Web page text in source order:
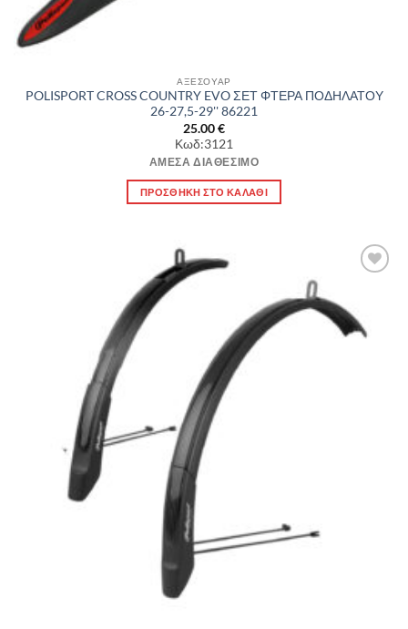
ΑΞΕΣΟΥΑΡ
POLISPORT CROSS COUNTRY EVO ΣΕΤ ΦΤΕΡΑ ΠΟΔΗΛΑΤΟΥ
26-27,5-29'' 86221
25.00€
Κωδ:3121
ΆΜΕΣΑ ΔΙΑΘΈΣΙΜΟ
ΠΡΟΣΘΉΚΗ ΣΤΟ ΚΑΛΆΘΙ
επιθυμιών